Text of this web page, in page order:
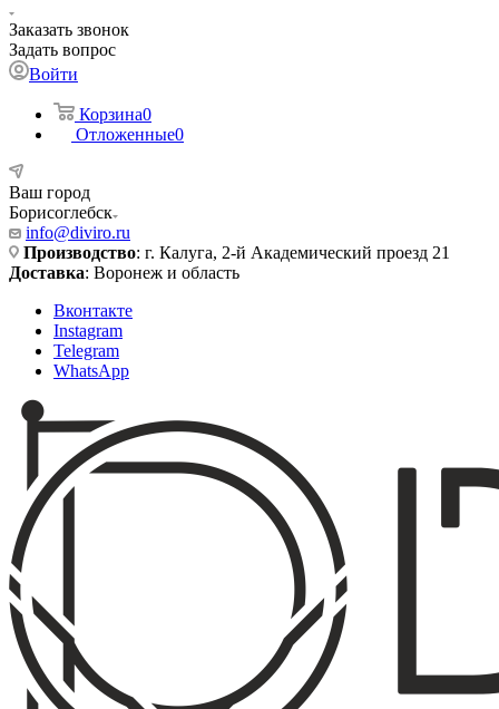
Заказать звонок
Задать вопрос
Войти
Корзина0
Отложенные0
Ваш город
Борисоглебск
info@diviro.ru
Производство: г. Калуга, 2-й Академический проезд 21
Доставка: Воронеж и область
Вконтакте
Instagram
Telegram
WhatsApp